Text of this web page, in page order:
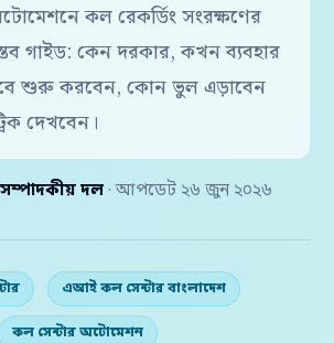
কল রেকর্ডিং সংরক্ষণের
গাইড: কেন দরকার, কখন ব্যবহার
শুরু করবেন, কোন ভুল এড়াবেন
দেখবেন।
দল · আপডেট ২৬ জুন ২০২৬
এআই কল সেন্টার বাংলাদেশ
কল সেন্টার অটোমেশন